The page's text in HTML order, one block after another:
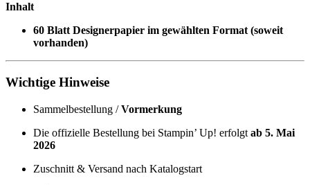
Inhalt
60 Blatt Designerpapier im gewählten Format (soweit
vorhanden)
Wichtige Hinweise
Sammelbestellung /Vormerkung
Die offizielle Bestellung bei Stampin’ Up! erfolgt ab 5. Mai
2026
Zuschnitt & Versand nach Katalogstart